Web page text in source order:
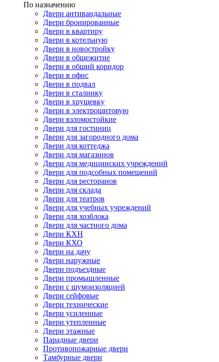
По назначению
Двери антивандальные
Двери бронированные
Двери в квартиру
Двери в котельную
Двери в новостройку
Двери в общежитие
Двери в общий коридор
Двери в офис
Двери в подвал
Двери в сталинку
Двери в хрущевку
Двери в электрощитовую
Двери взломостойкие
Двери для гостиниц
Двери для загородного дома
Двери для коттеджа
Двери для магазинов
Двери для медицинских учреждений
Двери для подсобных помещений
Двери для ресторанов
Двери для склада
Двери для театров
Двери для учебных учреждений
Двери для хозблока
Двери для частного дома
Двери КХН
Двери КХО
Двери на дачу
Двери наружные
Двери подъездные
Двери промышленные
Двери с шумоизоляцией
Двери сейфовые
Двери технические
Двери усиленные
Двери утепленные
Двери этажные
Парадные двери
Противопожарные двери
Тамбурные двери